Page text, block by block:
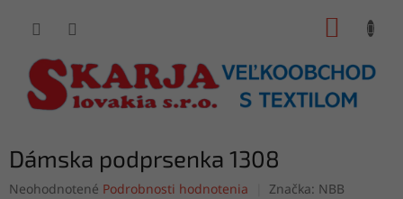
Dámska podprsenka 1308
Priemerné
Neohodnotené Podrobnosti hodnotenia Značka: NBB